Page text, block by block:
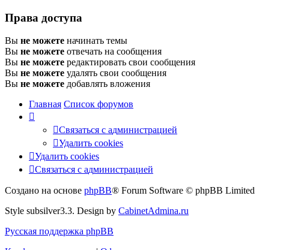
Права доступа
Вы не можете начинать темы
Вы не можете отвечать на сообщения
Вы не можете редактировать свои сообщения
Вы не можете удалять свои сообщения
Вы не можете добавлять вложения
Главная Список форумов
Связаться
с
администрацией
Связаться с администрацией
Удалить cookies
Удалить cookies
Связаться
администрацией
Связаться с администрацией
Создано на основе phpBB® Forum Software © phpBB Limited
Style subsilver3.3. Design by CabinetAdmina.ru
Русская поддержка phpBB